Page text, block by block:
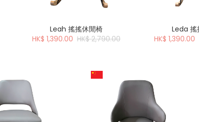
Leah 搖搖休閒椅
HK$ 1,390.00 HK$ 2,790.00
Leda 搖
HK$ 1,390.00